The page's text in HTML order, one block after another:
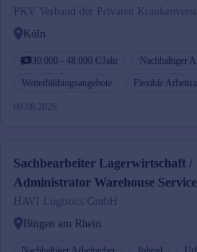
PKV Verband der Privaten
Köln
39.000 - 48.000 €/Jahr
Nachhaltiger
Weiterbildungsangebote
Flexible
09.08.2026
Sachbearbeiter Lagerwirtschaft /
Administrator Warehouse
HAVI Logistics GmbH
Bingen am Rhein